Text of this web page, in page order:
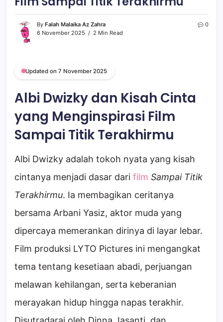
By Falah Malaika Az Zahra
6 November 2025
2 Min Read
0
Updated on 7 November 2025
Albi Dwizky dan Kisah Cinta
yang Menginspirasi Film
Sampai Titik Terakhirmu
Albi Dwizky adalah tokoh nyata yang kisah
cintanya menjadi dasar dari film Sampai Titik
Terakhirmu. Ia membagikan ceritanya
bersama Arbani Yasiz, aktor muda yang
dipercaya memerankan dirinya di layar lebar.
Film produksi LYTO Pictures ini mengangkat
tema tentang kesetiaan abadi, perjuangan
melawan kehilangan, serta keberanian
merayakan hidup hingga napas terakhir.